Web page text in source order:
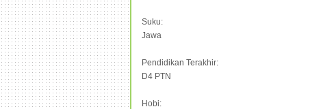
Suku:
Jawa
Pendidikan Terakhir:
D4 PTN
Hobi: